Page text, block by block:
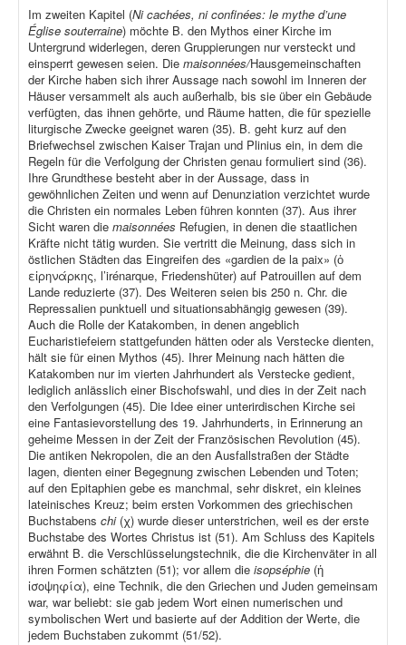
Im zweiten Kapitel (Ni cachées, ni confinées: le mythe d’une
Église souterraine) möchte B. den Mythos einer Kirche im
Untergrund widerlegen, deren Gruppierungen nur versteckt und
einsperrt gewesen seien. Die maisonnées/Hausgemeinschaften
der Kirche haben sich ihrer Aussage nach sowohl im Inneren der
Häuser versammelt als auch außerhalb, bis sie über ein Gebäude
verfügten, das ihnen gehörte, und Räume hatten, die für spezielle
liturgische Zwecke geeignet waren (35). B. geht kurz auf den
Briefwechsel zwischen Kaiser Trajan und Plinius ein, in dem die
Regeln für die Verfolgung der Christen genau formuliert sind (36).
Ihre Grundthese besteht aber in der Aussage, dass in
gewöhnlichen Zeiten und wenn auf Denunziation verzichtet wurde
die Christen ein normales Leben führen konnten (37). Aus ihrer
Sicht waren die maisonnées Refugien, in denen die staatlichen
Kräfte nicht tätig wurden. Sie vertritt die Meinung, dass sich in
östlichen Städten das Eingreifen des «gardien de la paix» (ὁ
εἰρηνάρκης, l’irénarque, Friedenshüter) auf Patrouillen auf dem
Lande reduzierte (37). Des Weiteren seien bis 250 n. Chr. die
Repressalien punktuell und situationsabhängig gewesen (39).
Auch die Rolle der Katakomben, in denen angeblich
Eucharistiefeiern stattgefunden hätten oder als Verstecke dienten,
hält sie für einen Mythos (45). Ihrer Meinung nach hätten die
Katakomben nur im vierten Jahrhundert als Verstecke gedient,
lediglich anlässlich einer Bischofswahl, und dies in der Zeit nach
den Verfolgungen (45). Die Idee einer unterirdischen Kirche sei
eine Fantasievorstellung des 19. Jahrhunderts, in Erinnerung an
geheime Messen in der Zeit der Französischen Revolution (45).
Die antiken Nekropolen, die an den Ausfallstraßen der Städte
lagen, dienten einer Begegnung zwischen Lebenden und Toten;
auf den Epitaphien gebe es manchmal, sehr diskret, ein kleines
lateinisches Kreuz; beim ersten Vorkommen des griechischen
Buchstabens chi (χ) wurde dieser unterstrichen, weil es der erste
Buchstabe des Wortes Christus ist (51). Am Schluss des Kapitels
erwähnt B. die Verschlüsselungstechnik, die die Kirchenväter in all
ihren Formen schätzten (51); vor allem die isopséphie (ἡ
ἰσοψηφία), eine Technik, die den Griechen und Juden gemeinsam
war, war beliebt: sie gab jedem Wort einen numerischen und
symbolischen Wert und basierte auf der Addition der Werte, die
jedem Buchstaben zukommt (51/52).